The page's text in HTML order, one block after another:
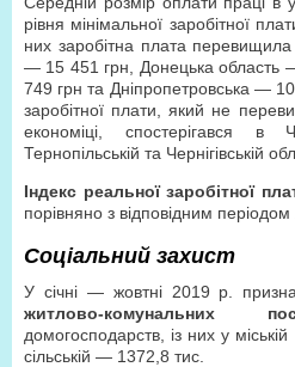
рівня мінімальної заробітної
них заробітна плата
— 15 451 грн, Донецька область
749 грн та Дніпропетровська —
заробітної плати, який не
економіці, спостерігався в
Тернопільській та Чернігівській
Індекс реальної заробітної
порівняно з відповідним
Соціальний захист
У січні — жовтні 2019 р.
житлово-комунальних
домогосподарств, із них у
сільській — 1372,8 тис.